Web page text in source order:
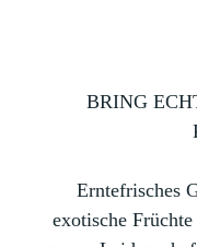
BRING
Erntefrisches
exotische